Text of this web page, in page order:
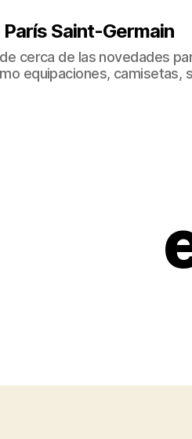
París Saint-Germain
cerca de las novedades
equipaciones, camisetas,